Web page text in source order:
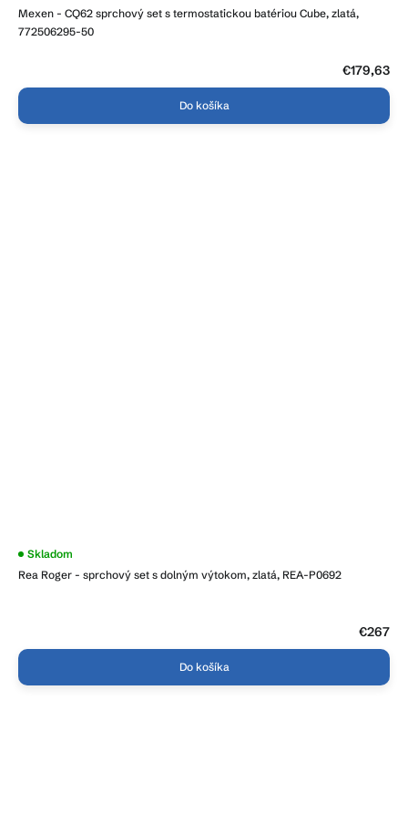
Mexen - CQ62 sprchový set s termostatickou batériou Cube, zlatá,
772506295-50
€179,63
Do košíka
Rea Roger - sprchový set s dolným výtokom, zlatá, REA-P0692
Skladom
€267
Do košíka